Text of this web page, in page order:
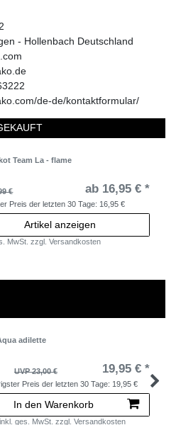
- Hollenbach Deutschland
de-de/kontaktformular/
Team La - flame
€ ab 16,95 € *
Preis der letzten 30 Tage: 16,95 €
Artikel anzeigen
MwSt. zzgl.Versandkosten
adilette
UVP 23,00 € 19,95 € *
Preis der letzten 30 Tage: 19,95 €
In den Warenkorb
inkl. ges. MwSt. zzgl. Versandkosten